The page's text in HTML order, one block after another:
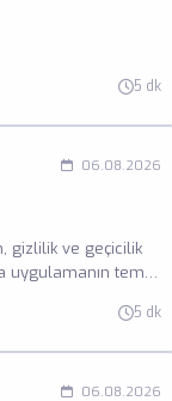
5 dk
06.08.2026
gizlilik ve geçicilik
uygulamanın temel
5 dk
06.08.2026